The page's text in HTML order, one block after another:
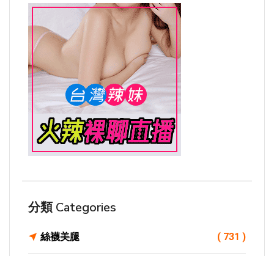
分類 Categories
絲襪美腿 ( 731 )